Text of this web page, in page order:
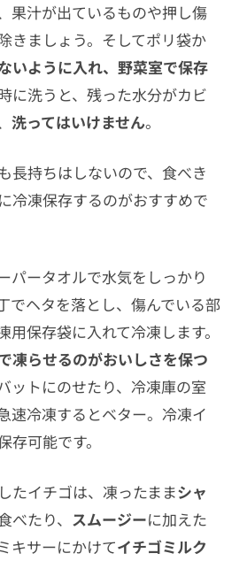
果汁が出ているものや押し傷
きましょう。そしてポリ袋か
いように入れ、野菜室で保存
に洗うと、残った水分がカビ
洗ってはいけません。
長持ちはしないので、食べき
冷凍保存するのがおすすめで
パータオルで水気をしっかり
でヘタを落とし、傷んでいる部
用保存袋に入れて冷凍します。
凍らせるのがおいしさを保つ
ットにのせたり、冷凍庫の室
速冷凍するとベター。冷凍イ
存可能です。
たイチゴは、凍ったままシャ
べたり、 スムージーに加えた
キサーにかけてイチゴミルク